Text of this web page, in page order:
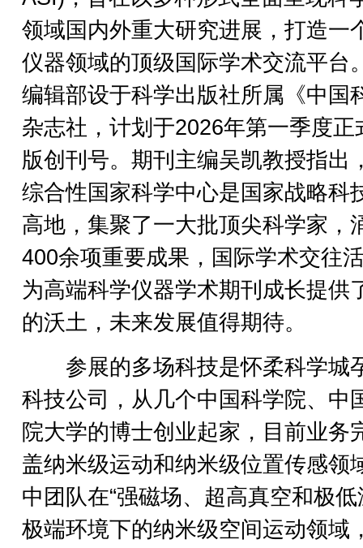
领域国内外重大研究进展，打造一
仪器领域的顶级国际学术交流平台
编辑部设于科学出版社所属《中国
杂志社，计划于2026年第一季度正
版创刊号。期刊主编吴凯教授指出
综合性国家科学中心是国家战略科
高地，集聚了一大批顶尖科学家，
400余项重要成果，国际学术交往
为高端科学仪器学术期刊成长提供
的沃土，未来发展值得期待。
参展的多场科技是怀柔科学城
科技公司，从几个中国科学院、中
院大学的博士创业起家，目前业务
盖纳米级运动和纳米级位置传感领
中团队在“强磁场、超高真空和极低
极端环境下的纳米级空间运动领域